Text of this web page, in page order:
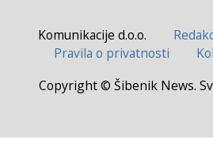
Komunikacije d.o.o.
Pravila o privatnosti
Copyright © Šibenik News.